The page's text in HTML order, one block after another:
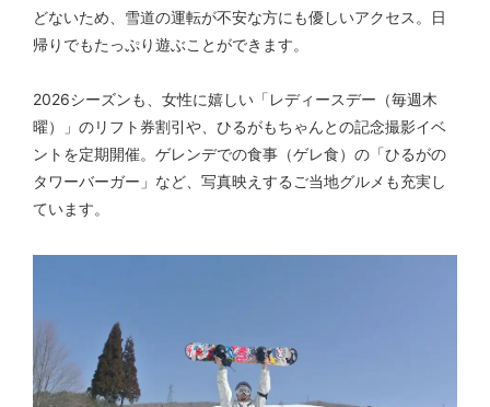
どないため、雪道の運転が不安な方にも優しいアクセス。日
帰りでもたっぷり遊ぶことができます。
2026シーズンも、女性に嬉しい「レディースデー（毎週木
曜）」のリフト券割引や、ひるがもちゃんとの記念撮影イベ
ントを定期開催。ゲレンデでの食事（ゲレ食）の「ひるがの
タワーバーガー」など、写真映えするご当地グルメも充実し
ています。